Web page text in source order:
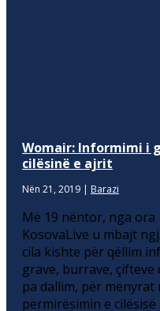
Womair: Informimi i
cilësinë e ajrit
Nën 21, 2019 | Barazi
Më 19 nëntor, nga ora
KosovaLive u mbajt
cila kishte për qëllim
grave, burrave,
pa dallim, për
përmirësimin e